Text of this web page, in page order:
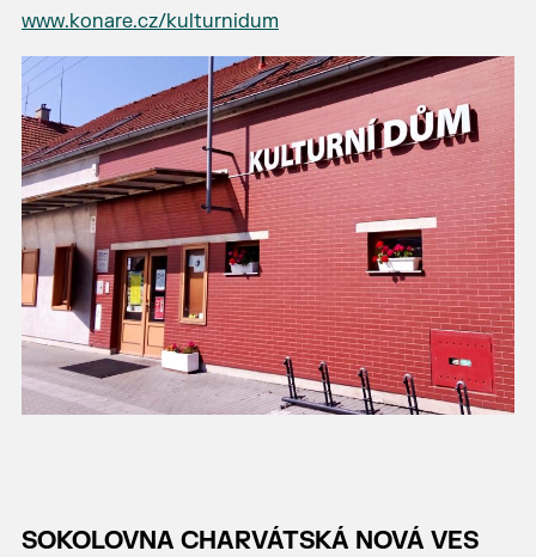
www.konare.cz/kulturnidum
SOKOLOVNA CHARVÁTSKÁ NOVÁ VES